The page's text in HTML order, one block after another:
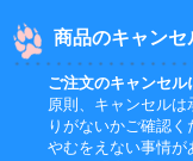
商品のキャンセ
ご注文のキャンセル
原則、キャンセル
りがないかご確認く
やむをえない事情が